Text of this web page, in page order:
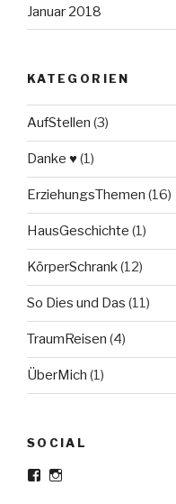
Januar 2018
KATEGORIEN
AufStellen (3)
Danke ♥(1)
ErziehungsThemen (16)
HausGeschichte (1)
KörperSchrank(12)
So Dies und Das (11)
TraumReisen (4)
ÜberMich (1)
SOCIAL
ProfilProfil